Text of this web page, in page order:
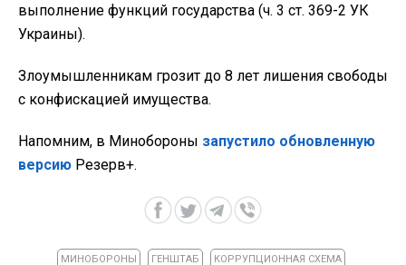
выполнение функций государства (ч. 3 ст. 369-2 УК
Украины).
Злоумышленникам грозит до 8 лет лишения свободы
с конфискацией имущества.
Напомним, в Минобороны запустило обновленную
версию Резерв+.
МИНОБОРОНЫ ГЕНШТАБ КОРРУПЦИОННАЯ СХЕМА